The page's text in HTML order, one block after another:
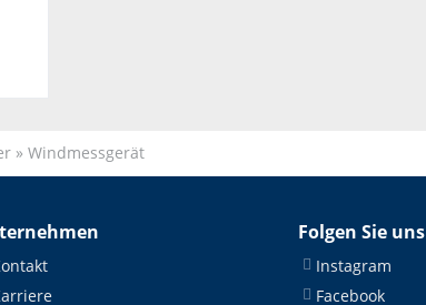
» Windmessgerät
Folgen Sie uns
Instagram
Facebook